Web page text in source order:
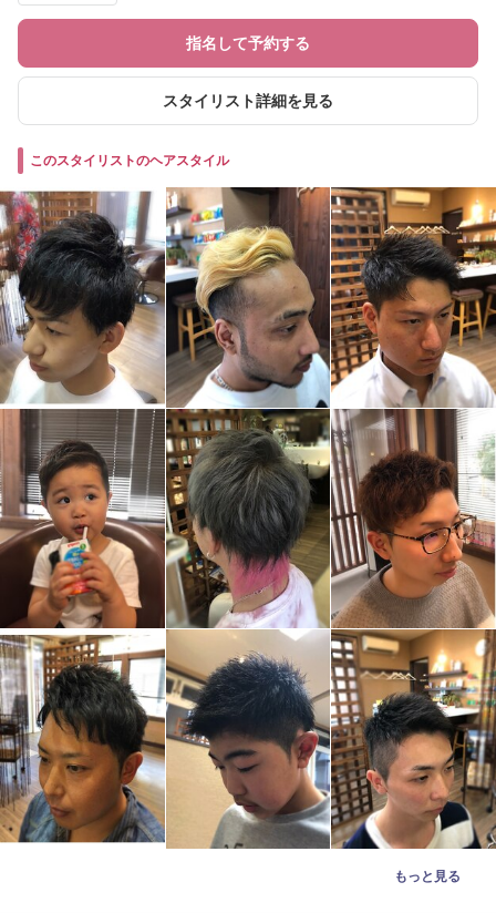
指名して予約する
スタイリスト詳細を見る
このスタイリストのヘアスタイル
もっと見る